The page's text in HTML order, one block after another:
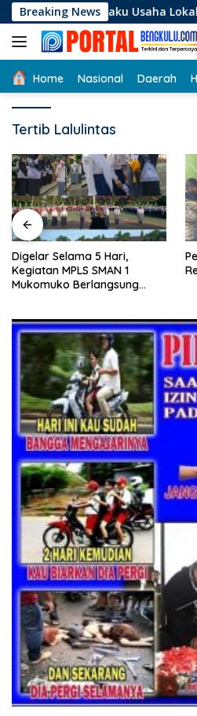
Langsung
ke
konten
Breaking News
Pelaku Usaha Lokal di
Home Nasional Daerah
Tertib Lalulintas
Digelar Selama 5 Hari,
Kegiatan MPLS SMAN 1
Mukomuko Berlangsung